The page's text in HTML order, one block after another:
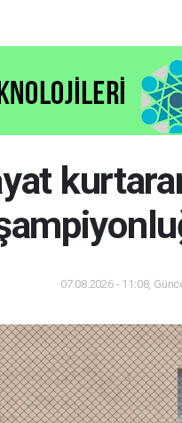
07.08.2026 - 11:08,